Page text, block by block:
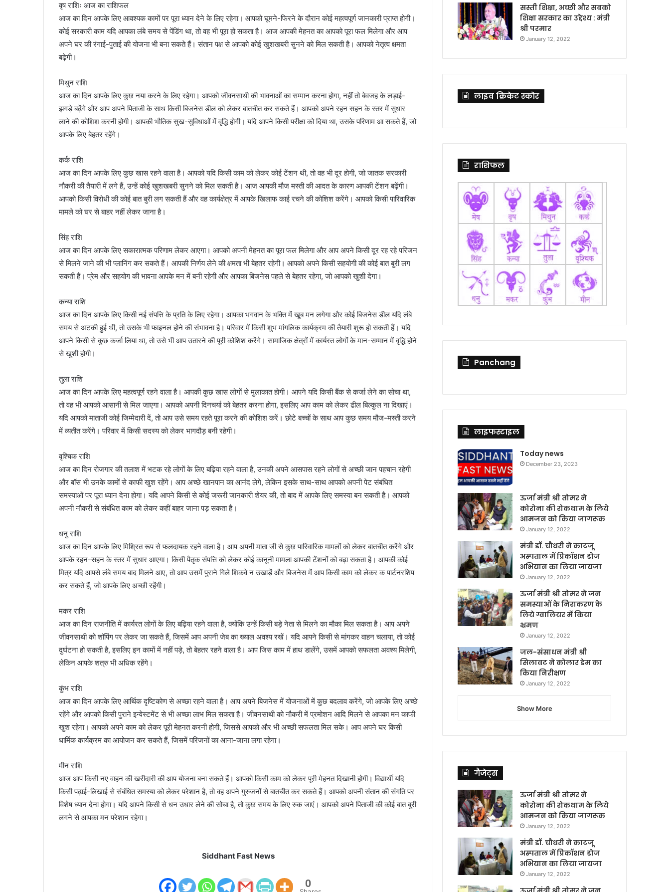
वृष राशिः आज का राशिफल
आज का दिन आपके लिए आवश्यक कामों पर पूरा ध्यान देने के लिए रहेगा। आपको घूमने-फिरने के दौरान कोई महत्वपूर्ण जानकारी प्राप्त होगी।
कोई सरकारी काम यदि आपका लंबे समय से पेंडिंग था, तो वह भी पूरा हो सकता है। आज आपकी मेहनत का आपको पूरा फल मिलेगा और आप
अपने घर की रंगाई-पुताई की योजना भी बना सकते हैं। संतान पक्ष से आपको कोई खुशखबरी सुनने को मिल सकती है। आपको नेतृत्व क्षमता
बढ़ेगी।
मिथुन राशि
आज का दिन आपके लिए कुछ नया करने के लिए रहेगा। आपको जीवनसाथी की भावनाओं का सम्मान करना होगा, नहीं तो बेवजह के लड़ाई-
झगड़े बढ़ेंगे और आप अपने पिताजी के साथ किसी बिजनेस डील को लेकर बातचीत कर सकते हैं। आपको अपने रहन सहन के स्तर में सुधार
लाने की कोशिश करनी होगी। आपकी भौतिक सुख-सुविधाओं में वृद्धि होगी। यदि आपने किसी परीक्षा को दिया था, उसके परिणाम आ सकते हैं, जो
आपके लिए बेहतर रहेंगे।
कर्क राशि
आज का दिन आपके लिए कुछ खास रहने वाला है। आपको यदि किसी काम को लेकर कोई टेंशन थी, तो वह भी दूर होगी, जो जातक सरकारी
नौकरी की तैयारी में लगे हैं, उन्हें कोई खुशखबरी सुनने को मिल सकती है। आज आपकी मौज मस्ती की आदत के कारण आपकी टेंशन बढ़ेंगी।
आपको किसी विरोधी की कोई बात बुरी लग सकती हैं और वह कार्यक्षेत्र में आपके खिलाफ काई रचने की कोशिश करेंगे। आपको किसी पारिवारिक
मामले को घर से बाहर नहीं लेकर जाना है।
सिंह राशि
आज का दिन आपके लिए सकारात्मक परिणाम लेकर आएगा। आपको अपनी मेहनत का पूरा फल मिलेगा और आप अपने किसी दूर रह रहे परिजन
से मिलने जाने की भी प्लानिंग कर सकते हैं। आपकी निर्णय लेने की क्षमता भी बेहतर रहेगी। आपको अपने किसी सहयोगी की कोई बात बुरी लग
सकती हैं। प्रेम और सहयोग की भावना आपके मन में बनी रहेगी और आपका बिजनेस पहले से बेहतर रहेगा, जो आपको खुशी देगा।
कन्या राशि
आज का दिन आपके लिए किसी नई संपत्ति के प्रति के लिए रहेगा। आपका भगवान के भक्ति में खूब मन लगेगा और कोई बिजनेस डील यदि लंबे
समय से अटकी हुई थी, तो उसके भी फाइनल होने की संभावना है। परिवार में किसी शुभ मांगलिक कार्यक्रम की तैयारी शुरू हो सकती हैं। यदि
आपने किसी से कुछ कर्जा लिया था, तो उसे भी आप उतारने की पूरी कोशिश करेंगे। सामाजिक क्षेत्रों में कार्यरत लोगों के मान-सम्मान में वृद्धि होने
से खुशी होगी।
तुला राशि
आज का दिन आपके लिए महत्वपूर्ण रहने वाला है। आपकी कुछ खास लोगों से मुलाकात होगी। आपने यदि किसी बैंक से कर्जा लेने का सोचा था,
तो वह भी आपको आसानी से मिल जाएगा। आपको अपनी दिनचर्या को बेहतर करना होगा, इसलिए आप काम को लेकर ढील बिल्कुल ना दिखाएं।
यदि आपको माताजी कोई जिम्मेदारी दें, तो आप उसे समय रहते पूरा करने की कोशिश करें। छोटे बच्चों के साथ आप कुछ समय मौज-मस्ती करने
में व्यतीत करेंगे। परिवार में किसी सदस्य को लेकर भागदौड़ बनी रहेगी।
वृश्चिक राशि
आज का दिन रोजगार की तलाश में भटक रहे लोगों के लिए बढ़िया रहने वाला है, उनकी अपने आसपास रहने लोगों से अच्छी जान पहचान रहेगी
और बॉस भी उनके कामों से काफी खुश रहेंगे। आप अच्छे खानपान का आनंद लेगे, लेकिन इसके साथ-साथ आपको अपनी पेट संबंधित
समस्याओं पर पूरा ध्यान देना होगा। यदि आपने किसी से कोई जरूरी जानकारी शेयर की, तो बाद में आपके लिए समस्या बन सकती है। आपको
अपनी नौकरी से संबंधित काम को लेकर कहीं बाहर जाना पड़ सकता है।
धनु राशि
आज का दिन आपके लिए मिश्रित रूप से फलदायक रहने वाला है। आप अपनी माता जी से कुछ पारिवारिक मामलों को लेकर बातचीत करेंगे और
आपके रहन-सहन के स्तर में सुधार आएगा। किसी पैतृक संपत्ति को लेकर कोई कानूनी मामला आपकी टेंशनों को बढ़ा सकता है। आपकी कोई
मित्र यदि आपसे लंबे समय बाद मिलने आए, तो आप उसमें पुराने गिले शिकवे न उखाड़ें और बिजनेस में आप किसी काम को लेकर क पार्टनरशिप
कर सकते हैं, जो आपके लिए अच्छी रहेंगी।
मकर राशि
आज का दिन राजनीति में कार्यरत लोगों के लिए बढ़िया रहने वाला है, क्योंकि उन्हें किसी बड़े नेता से मिलने का मौका मिल सकता है। आप अपने
जीवनसाथी को शॉपिंग पर लेकर जा सकते हैं, जिसमें आप अपनी जेब का ख्याल अवश्य रखें। यदि आपने किसी से मांगकर वाहन चलाया, तो कोई
दुर्घटना हो सकती है, इसलिए इन कामों में नहीं पड़े, तो बेहतर रहने वाला है। आप जिस काम में हाथ डालेंगे, उसमें आपको सफलता अवश्य मिलेगी,
लेकिन आपके शत्रु भी अधिक रहेंगे।
कुंभ राशि
आज का दिन आपके लिए आर्थिक दृष्टिकोण से अच्छा रहने वाला है। आप अपने बिजनेस में योजनाओं में कुछ बदलाव करेंगे, जो आपके लिए अच्छे
रहेंगे और आपको किसी पुराने इन्वेस्टमेंट से भी अच्छा लाभ मिल सकता है। जीवनसाथी को नौकरी में प्रमोशन आदि मिलने से आपका मन काफी
खुश रहेगा। आपको अपने काम को लेकर पूरी मेहनत करनी होगी, जिससे आपको और भी अच्छी सफलता मिल सके। आप अपने घर किसी
धार्मिक कार्यक्रम का आयोजन कर सकते हैं, जिसमें परिजनों का आना-जाना लगा रहेगा।
मीन राशि
आज आप किसी नए वाहन की खरीदारी की आप योजना बना सकते हैं। आपको किसी काम को लेकर पूरी मेहनत दिखानी होगी। विद्यार्थी यदि
किसी पढ़ाई-लिखाई से संबंधित समस्या को लेकर परेशान है, तो वह अपने गुरुजनों से बातचीत कर सकते हैं। आपको अपनी संतान की संगति पर
विशेष ध्यान देना होगा। यदि आपने किसी से धन उधार लेने की सोचा है, तो कुछ समय के लिए रुक जाएं। आपको अपने पिताजी की कोई बात बुरी
लगने से आपका मन परेशान रहेगा।
Siddhant Fast News
0
सस्ती शिक्षा, अच्छी और सबको
शिक्षा सरकार का उद्देश्य : मंत्री
श्री परमार
January 12, 2022
लाइव क्रिकेट स्कोर
राशिफल
Panchang
लाइफस्टाइल
Today news
December 23, 2023
ऊर्जा मंत्री श्री तोमर ने
कोरोना की रोकथाम के लिये
आमजन को किया जागरूक
January 12, 2022
मंत्री डॉ. चौधरी ने काटजू
अस्पताल में प्रिकॉशन डोज
अभियान का लिया जायजा
January 12, 2022
ऊर्जा मंत्री श्री तोमर ने जन
समस्याओं के निराकरण के
लिये ग्वालियर में किया
भ्रमण
January 12, 2022
जल-संसाधन मंत्री श्री
सिलावट ने कोलार डेम का
किया निरीक्षण
January 12, 2022
Show More
गैजेट्स
ऊर्जा मंत्री श्री तोमर ने
कोरोना की रोकथाम के लिये
आमजन को किया जागरूक
January 12, 2022
मंत्री डॉ. चौधरी ने काटजू
अस्पताल में प्रिकॉशन डोज
अभियान का लिया जायजा
January 12, 2022